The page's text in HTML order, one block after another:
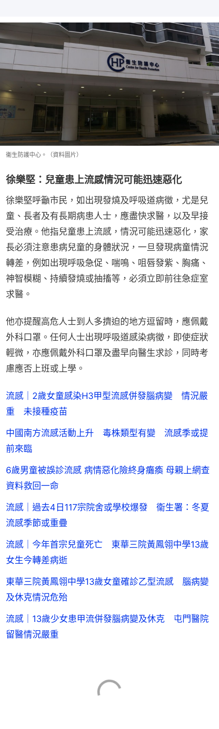
衞生防護中心。（資料圖片）
徐樂堅：兒童患上流感情況可能迅速惡化
徐樂堅呼籲市民，如出現發燒及呼吸道病徵，尤是兒
童、長者及有長期病患人士，應盡快求醫，以及早接
受治療。他指兒童患上流感，情況可能迅速惡化，家
長必須注意患病兒童的身體狀況，一旦發現病童情況
轉差，例如出現呼吸急促、喘鳴、咀唇發紫、胸痛、
神智模糊、持續發燒或抽搐等，必須立即前往急症室
求醫。
他亦提醒高危人士到人多擠迫的地方逗留時，應佩戴
外科口罩。任何人士出現呼吸道感染病徵，即使症狀
輕微，亦應佩戴外科口罩及盡早向醫生求診，同時考
慮應否上班或上學。
流感｜2歲女童感染H3甲型流感併發腦病變 情況嚴
重 未接種疫苗
中國南方流感活動上升 毒株類型有變 流感季或提
前來臨
6歲男童被誤診流感 病情惡化險終身癱瘓 母親上網查
資料救回一命
流感｜過去4日117宗院舍或學校爆發 衞生署：冬夏
流感季節或重疊
流感｜今年首宗兒童死亡 東華三院黃鳳翎中學13歲
女生今轉差病逝
東華三院黃鳳翎中學13歲女童確診乙型流感 腦病變
及休克情況危殆
流感｜13歲少女患甲流併發腦病變及休克 屯門醫院
留醫情況嚴重